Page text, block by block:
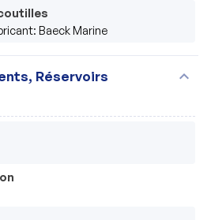
Baeck Marine
Réservoirs expand_more